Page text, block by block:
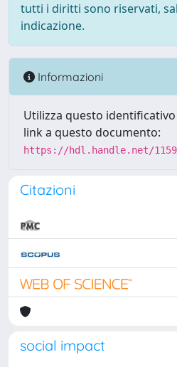
tutti i diritti sono riservati,
indicazione.
Informazioni
Utilizza questo
link a questo documento:
https://hdl.handle.net/
Citazioni
social impact